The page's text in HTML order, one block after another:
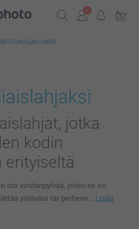
jotka
kodin
iso virstanpylväs, joten se on
ystäväsi tai perheen… Lisää